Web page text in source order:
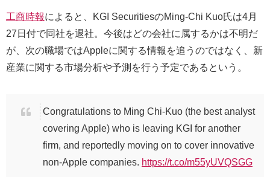
工商時報によると、KGI SecuritiesのMing-Chi Kuo氏は4月
27日付で同社を退社。今後はどの会社に属するかは不明だ
が、次の職場ではAppleに関する情報を追うのではなく、新
産業に関する市場分析や予測を行う予定であるという。
Congratulations to Ming Chi-Kuo (the best analyst
covering Apple) who is leaving KGI for another
firm, and reportedly moving on to cover innovative
non-Apple companies. https://t.co/m55yUVQSGG